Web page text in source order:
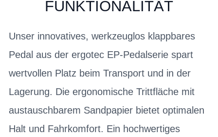
FUNKTIONALITÄT
Unser innovatives, werkzeuglos klappbares
Pedal aus der ergotec EP-Pedalserie spart
wertvollen Platz beim Transport und in der
Lagerung. Die ergonomische Trittfläche mit
austauschbarem Sandpapier bietet optimalen
Halt und Fahrkomfort. Ein hochwertiges